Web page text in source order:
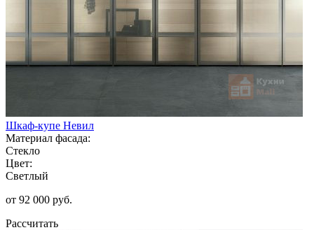
Шкаф-купе Невил
Материал фасада:
Стекло
Цвет:
Светлый
от 92 000 руб.
Рассчитать